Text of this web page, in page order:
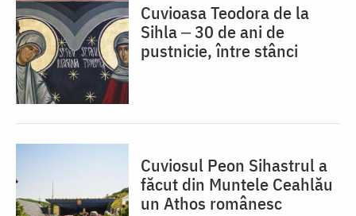
Cuvioasa Teodora de la
Sihla ‒ 30 de ani de
pustnicie, între stânci
Cuviosul Peon Sihastrul a
făcut din Muntele Ceahlău
un Athos românesc